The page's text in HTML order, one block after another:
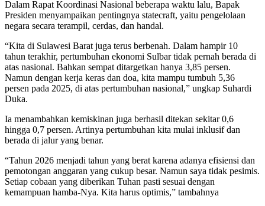
Dalam Rapat Koordinasi Nasional beberapa waktu lalu, Bapak
Presiden menyampaikan pentingnya statecraft, yaitu pengelolaan
negara secara terampil, cerdas, dan handal.
“Kita di Sulawesi Barat juga terus berbenah. Dalam hampir 10
tahun terakhir, pertumbuhan ekonomi Sulbar tidak pernah berada di
atas nasional. Bahkan sempat ditargetkan hanya 3,85 persen.
Namun dengan kerja keras dan doa, kita mampu tumbuh 5,36
persen pada 2025, di atas pertumbuhan nasional,” ungkap Suhardi
Duka.
Ia menambahkan kemiskinan juga berhasil ditekan sekitar 0,6
hingga 0,7 persen. Artinya pertumbuhan kita mulai inklusif dan
berada di jalur yang benar.
“Tahun 2026 menjadi tahun yang berat karena adanya efisiensi dan
pemotongan anggaran yang cukup besar. Namun saya tidak pesimis.
Setiap cobaan yang diberikan Tuhan pasti sesuai dengan
kemampuan hamba-Nya. Kita harus optimis,” tambahnya